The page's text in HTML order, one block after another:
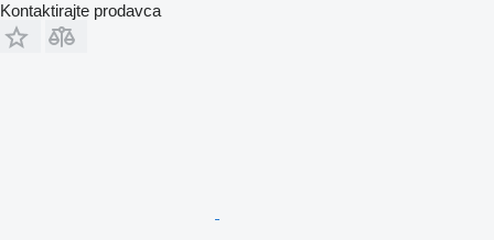
Kontaktirajte prodavca